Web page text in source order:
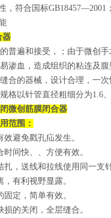
，符合国标GB18457—2001；
器
普遍和接受，；由于微创
渗血，造成组织的粘连及
合的器械，设计合理，一
格以针管直径粗细分为1.6、
微创筋膜闭合器
范围：
避免戳孔疝发生。
间快、、方便有效。
，送线和拉线使用同一支
有利视野显露。
定，简单有效。
的关闭，全层缝合。